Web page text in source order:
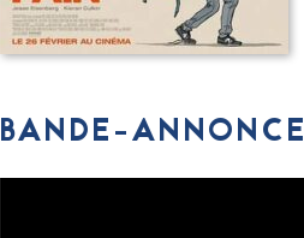
BANDE-ANNONCE